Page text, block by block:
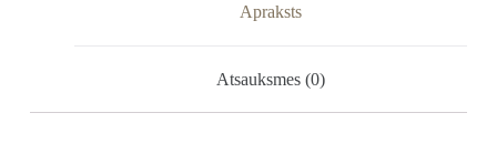
Apraksts
Atsauksmes (0)